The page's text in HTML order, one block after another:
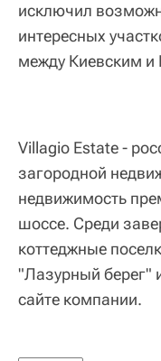
исключил
интересных
между Киевским
Villagio Estate -
загородной
недвижимость
шоссе. Среди
коттеджные
"Лазурный берег"
сайте компании.